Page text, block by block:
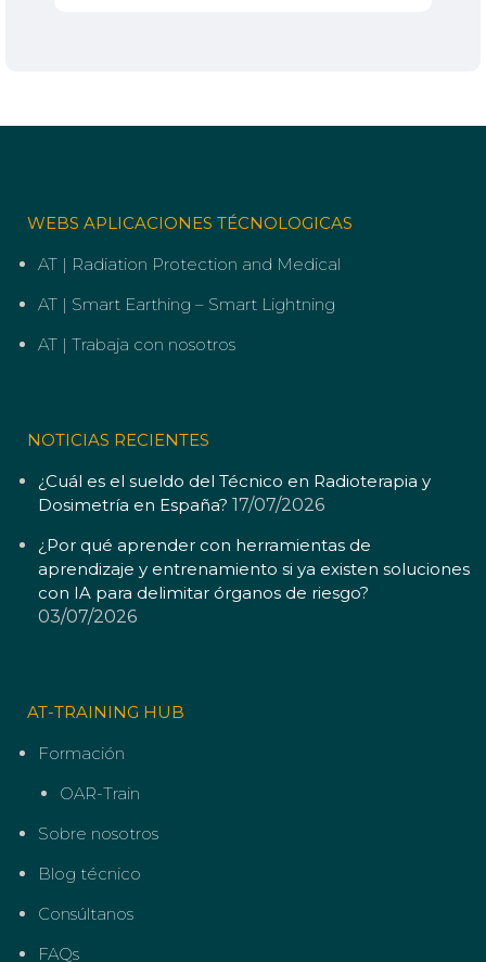
WEBS APLICACIONES TÉCNOLOGICAS
AT | Radiation Protection and Medical
AT | Smart Earthing – Smart Lightning
AT | Trabaja con nosotros
NOTICIAS RECIENTES
¿Cuál es el sueldo del Técnico en Radioterapia y
Dosimetría en España? 17/07/2026
¿Por qué aprender con herramientas de
aprendizaje y entrenamiento si ya existen soluciones
con IA para delimitar órganos de riesgo?
03/07/2026
AT-TRAINING HUB
Formación
OAR-Train
Sobre nosotros
Blog técnico
Consúltanos
FAQs